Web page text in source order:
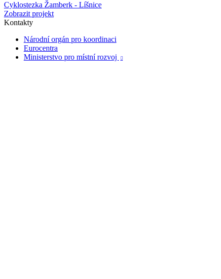
Cyklostezka Žamberk - Líšnice
Zobrazit projekt
Kontakty
Národní orgán pro koordinaci
Eurocentra
Ministerstvo pro místní rozvoj
